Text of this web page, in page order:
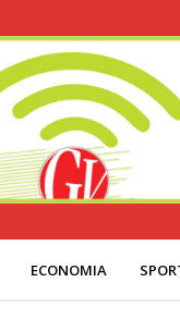
ECONOMIA